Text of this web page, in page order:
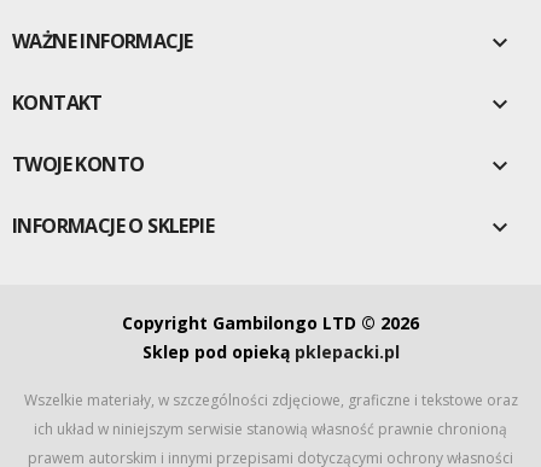
WAŻNE INFORMACJE 
KONTAKT 
TWOJE KONTO 
INFORMACJE O SKLEPIE 
Copyright Gambilongo LTD © 2026
Sklep pod opieką pklepacki.pl
Wszelkie materiały, w szczególności zdjęciowe, graficzne i tekstowe oraz
ich układ w niniejszym serwisie stanowią własność prawnie chronioną
prawem autorskim i innymi przepisami dotyczącymi ochrony własności